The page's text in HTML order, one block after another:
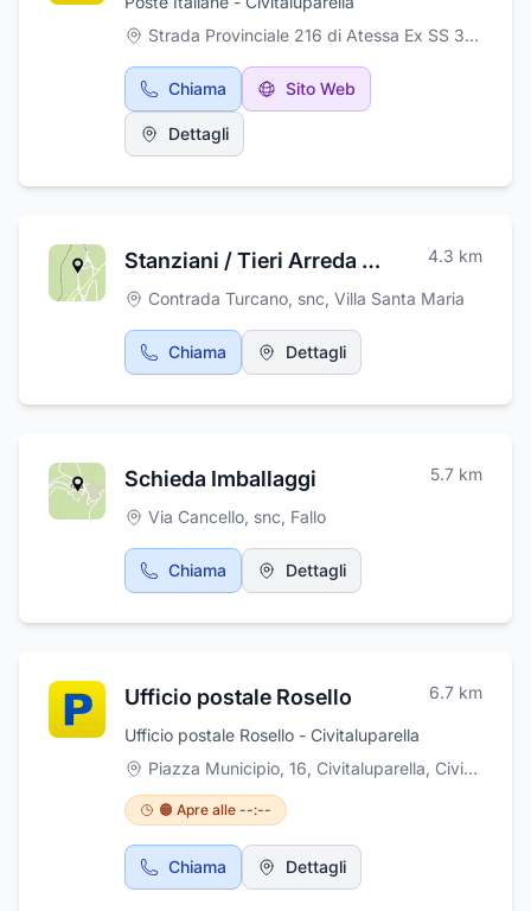
Strada Provinciale 216 di Atessa Ex SS 364, 38, Civitaluparella
Chiama Sito Web
Dettagli
Stanziani / Tieri Arreda di Tieri Elias 4.3 km
Contrada Turcano, snc, Villa Santa Maria
Chiama Dettagli
Schieda Imballaggi 5.7 km
Via Cancello, snc, Fallo
Chiama Dettagli
Ufficio postale Rosello 6.7 km
Ufficio postale Rosello - Civitaluparella
Piazza Municipio, 16, Civitaluparella, Civitaluparella
🟠 Apre alle --:--
Chiama Dettagli